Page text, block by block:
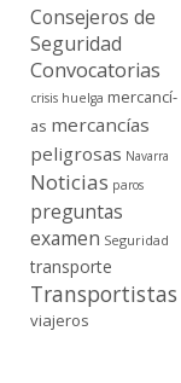
Consejeros de
Seguridad
Convocatorias
crisis huelga mercancí­
as mercancí­as
peligrosas Navarra
Noticias paros
preguntas
examen Seguridad
transporte
Transportistas
viajeros